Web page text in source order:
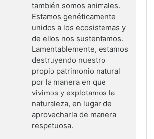
también somos animales.
Estamos genéticamente
unidos a los ecosistemas y
de ellos nos sustentamos.
Lamentablemente, estamos
destruyendo nuestro
propio patrimonio natural
por la manera en que
vivimos y explotamos la
naturaleza, en lugar de
aprovecharla de manera
respetuosa.